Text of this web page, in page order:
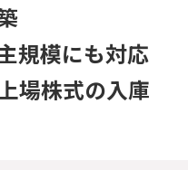
規模にも対応
場株式の入庫